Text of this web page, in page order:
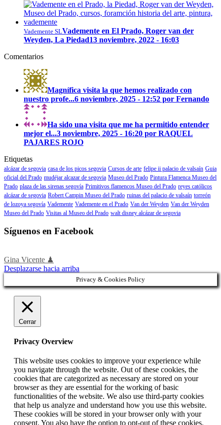
Vademente SLVademente en El Prado, Roger van der
Weyden, La Piedad13 noviembre, 2022 - 16:03
Comentarios
Magnífica visita la que hemos realizado con
nuestro profe...6 noviembre, 2025 - 12:52 por Fernando
Ha sido una visita que me ha permitido entender
mejor el...3 noviembre, 2025 - 16:20 por RAQUEL
PAJARES ROJO
Etiquetas
alcázar de segovia casa de los picos segovia Cursos de arte felipe ii palacio de valsaín Guia
oficial del Prado mudéjar alcazar de segovia Museo del Prado Pintura Flamenca Museo del
Prado plaza de las sirenas segovía Primitivos flamencos Museo del Prado reyes católicos
alcázar de segovia Robert Campin Museo del Prado ruinas del palacio de valsaín torreón
de lozoya segovía Vademente Vademente en el Prado Van der Weyden Van der Weyden
Museo del Prado Visitas al Museo del Prado walt disney alcázar de segovia
Síguenos en Facebook
Gina Vicente ♟
Desplazarse hacia arriba
Privacy & Cookies Policy
Cerrar
Privacy Overview
This website uses cookies to improve your experience while
you navigate through the website. Out of these cookies, the
cookies that are categorized as necessary are stored on your
browser as they are essential for the working of basic
functionalities of the website. We also use third-party cookies
that help us analyze and understand how you use this website.
These cookies will be stored in your browser only with your
consent. You also have the option to opt-out of these cookies.